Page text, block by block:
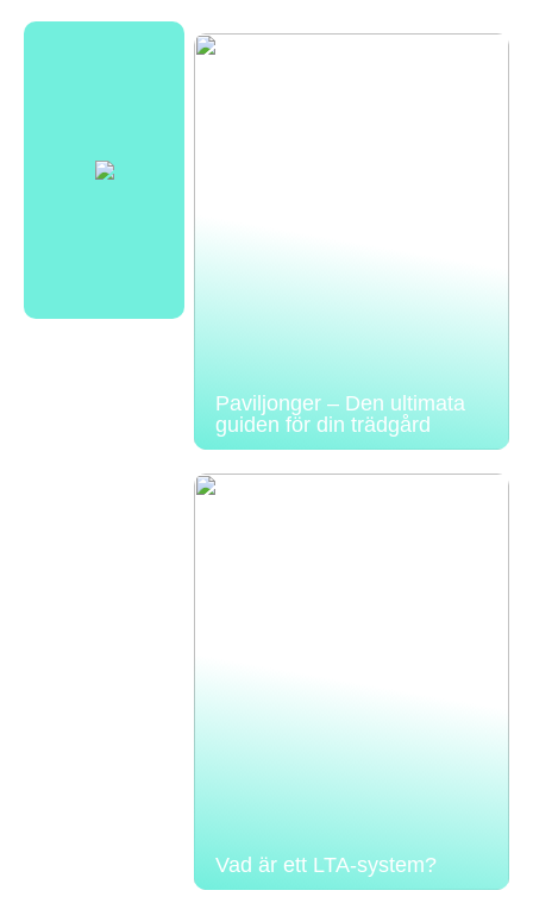
Paviljonger – Den ultimata
guiden för din trädgård
Vad är ett LTA-system?